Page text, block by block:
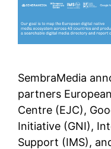
SembraMedia
partners
Centre (EJC),
Initiative (GNI),
Support (IMS),